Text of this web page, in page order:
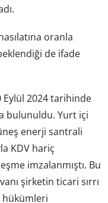
oranla
de ifade
Eylül 2024 tarihinde
bulunuldu. Yurt içi
enerji santrali
KDV hariç
imzalanmıştı. Bu
şirketin ticari sırrı
hükümleri